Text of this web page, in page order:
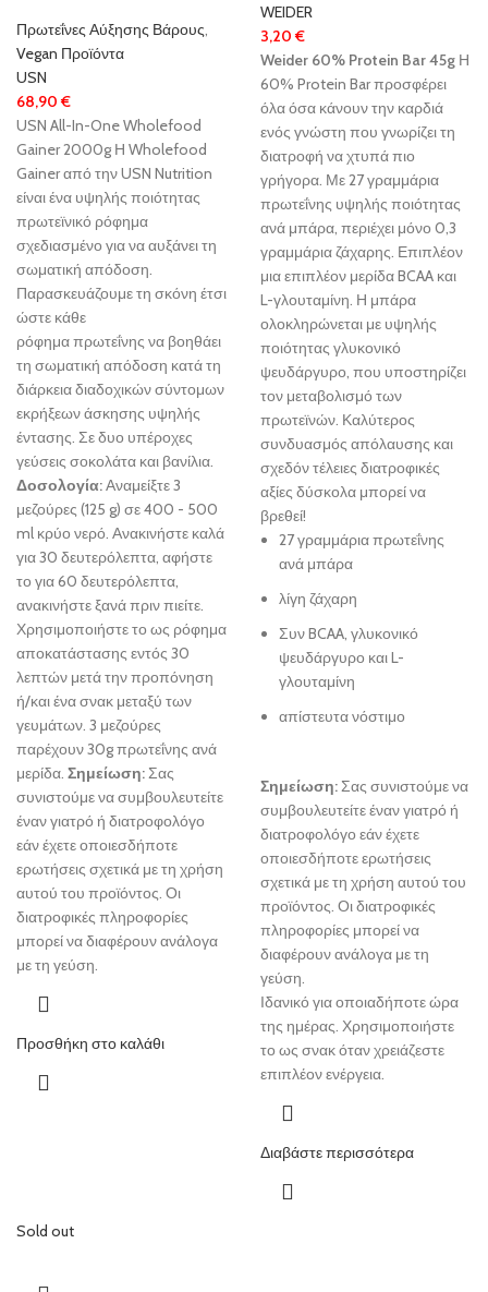
Πρωτεΐνες Αύξησης Βάρους,
Vegan Προϊόντα
USN
68,90€
USN All-In-One Wholefood
Gainer 2000g Η Wholefood
Gainer από την USN Nutrition
είναι ένα υψηλής ποιότητας
πρωτεϊνικό ρόφημα
σχεδιασμένο για να αυξάνει τη
σωματική απόδοση.
Παρασκευάζουμε τη σκόνη έτσι
ώστε κάθε
ρόφημα πρωτεΐνης να βοηθάει
τη σωματική απόδοση κατά τη
διάρκεια διαδοχικών σύντομων
εκρήξεων άσκησης υψηλής
έντασης. Σε δυο υπέροχες
γεύσεις σοκολάτα και βανίλια.
Δοσολογία:Αναμείξτε 3
μεζούρες (125 g) σε 400 - 500
ml κρύο νερό. Ανακινήστε καλά
για 30 δευτερόλεπτα, αφήστε
το για 60 δευτερόλεπτα,
ανακινήστε ξανά πριν πιείτε.
Χρησιμοποιήστε το ως ρόφημα
αποκατάστασης εντός 30
λεπτών μετά την προπόνηση
ή/και ένα σνακ μεταξύ των
γευμάτων. 3 μεζούρες
παρέχουν 30g πρωτεΐνης ανά
μερίδα. Σημείωση:Σας
συνιστούμε να συμβουλευτείτε
έναν γιατρό ή διατροφολόγο
εάν έχετε οποιεσδήποτε
ερωτήσεις σχετικά με τη χρήση
αυτού του προϊόντος. Οι
διατροφικές πληροφορίες
μπορεί να διαφέρουν ανάλογα
με τη γεύση.
Προσθήκη στο καλάθι
WEIDER
3,20€
Weider 60% Protein Bar 45g Η
60% Protein Bar προσφέρει
όλα όσα κάνουν την καρδιά
ενός γνώστη που γνωρίζει τη
διατροφή να χτυπά πιο
γρήγορα. Με 27 γραμμάρια
πρωτεΐνης υψηλής ποιότητας
ανά μπάρα, περιέχει μόνο 0,3
γραμμάρια ζάχαρης. Επιπλέον
μια επιπλέον μερίδα BCAA και
L-γλουταμίνη. Η μπάρα
ολοκληρώνεται με υψηλής
ποιότητας γλυκονικό
ψευδάργυρο, που υποστηρίζει
τον μεταβολισμό των
πρωτεϊνών. Καλύτερος
συνδυασμός απόλαυσης και
σχεδόν τέλειες διατροφικές
αξίες δύσκολα μπορεί να
βρεθεί!
27 γραμμάρια πρωτεΐνης
ανά μπάρα
λίγη ζάχαρη
Συν BCAA, γλυκονικό
ψευδάργυρο και L-
γλουταμίνη
απίστευτα νόστιμο
Σημείωση:Σας συνιστούμε να
συμβουλευτείτε έναν γιατρό ή
διατροφολόγο εάν έχετε
οποιεσδήποτε ερωτήσεις
σχετικά με τη χρήση αυτού του
προϊόντος. Οι διατροφικές
πληροφορίες μπορεί να
διαφέρουν ανάλογα με τη
γεύση.
Ιδανικό για οποιαδήποτε ώρα
της ημέρας. Χρησιμοποιήστε
το ως σνακ όταν χρειάζεστε
επιπλέον ενέργεια.
Διαβάστε περισσότερα
Sold out